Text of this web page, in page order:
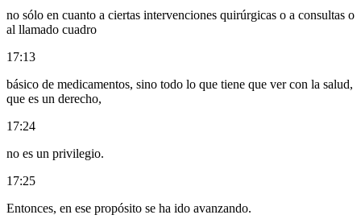
no sólo en cuanto a ciertas intervenciones quirúrgicas o a consultas o
al llamado cuadro
17:13
básico de medicamentos, sino todo lo que tiene que ver con la salud,
que es un derecho,
17:24
no es un privilegio.
17:25
Entonces, en ese propósito se ha ido avanzando.